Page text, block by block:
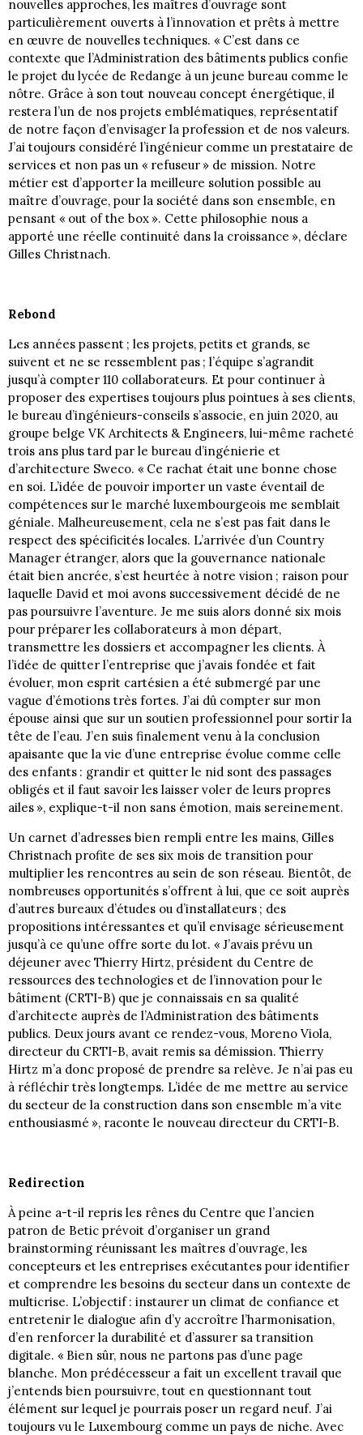
nouvelles approches, les maîtres d’ouvrage sont
particulièrement ouverts à l’innovation et prêts à mettre
en œuvre de nouvelles techniques. « C’est dans ce
contexte que l’Administration des bâtiments publics confie
le projet du lycée de Redange à un jeune bureau comme le
nôtre. Grâce à son tout nouveau concept énergétique, il
restera l’un de nos projets emblématiques, représentatif
de notre façon d’envisager la profession et de nos valeurs.
J’ai toujours considéré l’ingénieur comme un prestataire de
services et non pas un « refuseur » de mission. Notre
métier est d’apporter la meilleure solution possible au
maître d’ouvrage, pour la société dans son ensemble, en
pensant « out of the box ». Cette philosophie nous a
apporté une réelle continuité dans la croissance », déclare
Gilles Christnach.
Rebond
Les années passent ; les projets, petits et grands, se
suivent et ne se ressemblent pas ; l’équipe s’agrandit
jusqu’à compter 110 collaborateurs. Et pour continuer à
proposer des expertises toujours plus pointues à ses clients,
le bureau d’ingénieurs-conseils s’associe, en juin 2020, au
groupe belge VK Architects & Engineers, lui-même racheté
trois ans plus tard par le bureau d’ingénierie et
d’architecture Sweco. « Ce rachat était une bonne chose
en soi. L’idée de pouvoir importer un vaste éventail de
compétences sur le marché luxembourgeois me semblait
géniale. Malheureusement, cela ne s’est pas fait dans le
respect des spécificités locales. L’arrivée d’un Country
Manager étranger, alors que la gouvernance nationale
était bien ancrée, s’est heurtée à notre vision ; raison pour
laquelle David et moi avons successivement décidé de ne
pas poursuivre l’aventure. Je me suis alors donné six mois
pour préparer les collaborateurs à mon départ,
transmettre les dossiers et accompagner les clients. À
l’idée de quitter l’entreprise que j’avais fondée et fait
évoluer, mon esprit cartésien a été submergé par une
vague d’émotions très fortes. J’ai dû compter sur mon
épouse ainsi que sur un soutien professionnel pour sortir la
tête de l’eau. J’en suis finalement venu à la conclusion
apaisante que la vie d’une entreprise évolue comme celle
des enfants : grandir et quitter le nid sont des passages
obligés et il faut savoir les laisser voler de leurs propres
ailes », explique-t-il non sans émotion, mais sereinement.
Un carnet d’adresses bien rempli entre les mains, Gilles
Christnach profite de ses six mois de transition pour
multiplier les rencontres au sein de son réseau. Bientôt, de
nombreuses opportunités s’offrent à lui, que ce soit auprès
d’autres bureaux d’études ou d’installateurs ; des
propositions intéressantes et qu’il envisage sérieusement
jusqu’à ce qu’une offre sorte du lot. « J’avais prévu un
déjeuner avec Thierry Hirtz, président du Centre de
ressources des technologies et de l’innovation pour le
bâtiment (CRTI-B) que je connaissais en sa qualité
d’architecte auprès de l’Administration des bâtiments
publics. Deux jours avant ce rendez-vous, Moreno Viola,
directeur du CRTI-B, avait remis sa démission. Thierry
Hirtz m’a donc proposé de prendre sa relève. Je n’ai pas eu
à réfléchir très longtemps. L’idée de me mettre au service
du secteur de la construction dans son ensemble m’a vite
enthousiasmé », raconte le nouveau directeur du CRTI-B.
Redirection
À peine a-t-il repris les rênes du Centre que l’ancien
patron de Betic prévoit d’organiser un grand
brainstorming réunissant les maîtres d’ouvrage, les
concepteurs et les entreprises exécutantes pour identifier
et comprendre les besoins du secteur dans un contexte de
multicrise. L’objectif : instaurer un climat de confiance et
entretenir le dialogue afin d’y accroître l’harmonisation,
d’en renforcer la durabilité et d’assurer sa transition
digitale. « Bien sûr, nous ne partons pas d’une page
blanche. Mon prédécesseur a fait un excellent travail que
j’entends bien poursuivre, tout en questionnant tout
élément sur lequel je pourrais poser un regard neuf. J’ai
toujours vu le Luxembourg comme un pays de niche. Avec